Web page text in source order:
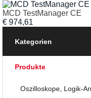
MCD TestManager CE
€ 974,61
Kategorien
Produkte
Oszilloskope, Logik-